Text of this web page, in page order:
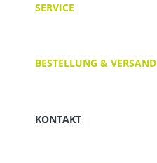
SERVICE
BESTELLUNG & VERSAND
KONTAKT